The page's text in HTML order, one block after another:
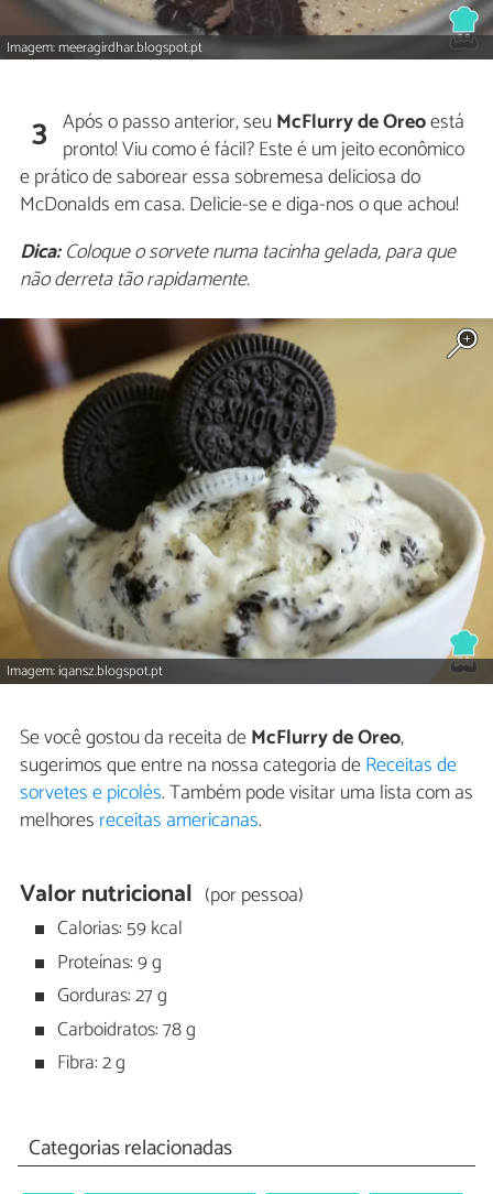
Imagem: meeragirdhar.blogspot.pt
3 Após o passo anterior, seuMcFlurry de Oreoestá
pronto! Viu como é fácil? Este é um jeito econômico
e prático de saborear essa sobremesa deliciosa do
McDonalds em casa. Delicie-se e diga-nos o que achou!
Dica:Coloque o sorvete numa tacinha gelada, para que
não derreta tão rapidamente.
Imagem: iqansz.blogspot.pt
Se você gostou da receita deMcFlurry de Oreo,
sugerimos que entre na nossa categoria deReceitas de
sorvetes e picolés. Também pode visitar uma lista com as
melhores receitas americanas.
Valor nutricional (por pessoa)
Calorias: 59 kcal
Proteínas: 9 g
Gorduras: 27 g
Carboidratos: 78 g
Fibra: 2 g
Categorias relacionadas